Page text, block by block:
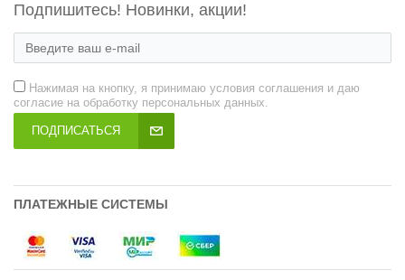
Подпишитесь! Новинки, акции!
Нажимая на кнопку, я принимаю условия соглашения и даю
согласие на обработку персональных данных.
ПОДПИСАТЬСЯ
ПЛАТЕЖНЫЕ СИСТЕМЫ